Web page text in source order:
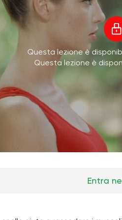
Questa lezione è
Questa lezione è
Entra